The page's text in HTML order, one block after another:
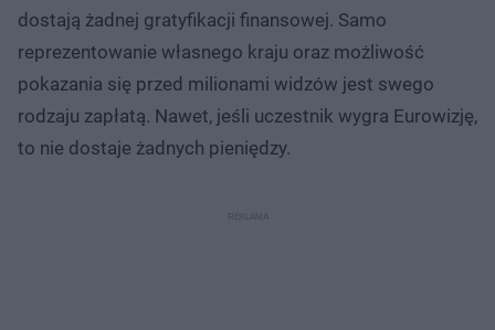
dostają żadnej gratyfikacji finansowej. Samo
reprezentowanie własnego kraju oraz możliwość
pokazania się przed milionami widzów jest swego
rodzaju zapłatą. Nawet, jeśli uczestnik wygra Eurowizję,
to nie dostaje żadnych pieniędzy.